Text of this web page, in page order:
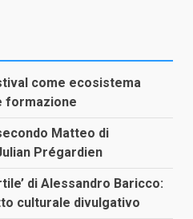
come ecosistema
formazione
Matteo di
Prégardien
di Alessandro Baricco:
culturale divulgativo